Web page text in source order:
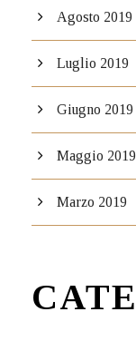
Agosto 2019
Luglio 2019
Giugno 2019
Maggio 2019
Marzo 2019